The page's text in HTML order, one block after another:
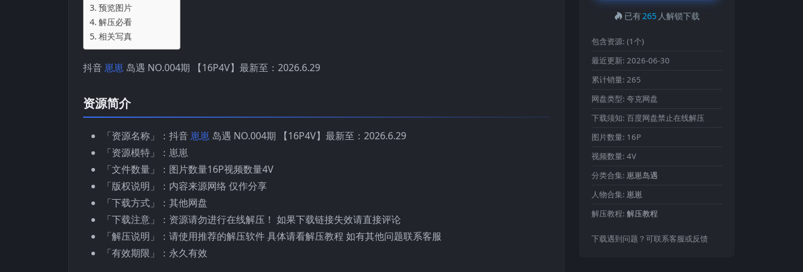
预览图片
解压必看
相关写真
抖音崽崽 岛遇 NO.004期 【16P4V】最新至：2026.6.29
资源简介
「资源名称」：抖音崽崽 岛遇 NO.004期 【16P4V】最新至：2026.6.29
「资源模特」：崽崽
「文件数量」：图片数量16P视频数量4V
「版权说明」：内容来源网络 仅作分享
「下载方式」：其他网盘
「下载注意」：资源请勿进行在线解压！ 如果下载链接失效请直接评论
「解压说明」：请使用推荐的解压软件 具体请看解压教程 如有其他问题联系客服
「有效期限」：永久有效
已有265 人解锁下载
包含资源: (1个)
最近更新: 2026-06-30
累计销量: 265
网盘类型: 夸克网盘
下载须知: 百度网盘禁止在线解压
图片数量: 16P
视频数量: 4V
分类合集: 崽崽岛遇
人物合集: 崽崽
解压教程: 解压教程
下载遇到问题？可联系客服或反馈